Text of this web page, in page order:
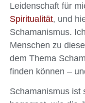
Leidenschaft für
Spiritualität, und
Schamanismus.
Menschen zu
dem Thema
finden können –
Schamanismus ist